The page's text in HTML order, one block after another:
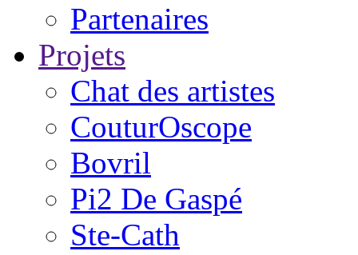
Partenaires
Projets
Chat des artistes
CouturOscope
Bovril
Pi2 De Gaspé
Ste-Cath